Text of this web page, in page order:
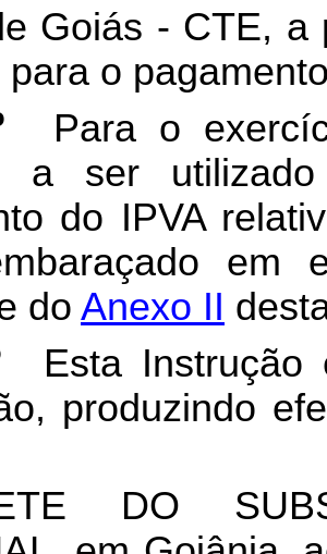
Goiás - CTE,
para o
Para o
a ser
do IPVA
em
do Anexo II
Esta
produzindo
DO